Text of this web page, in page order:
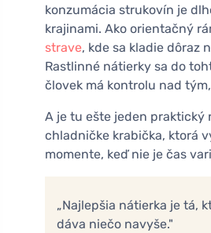
konzumácia strukovín je
krajinami. Ako orientačný
strave, kde sa kladie dôraz
Rastlinné nátierky sa do
človek má kontrolu nad
A je tu ešte jeden praktický
chladničke krabička, ktorá
momente, keď nie je čas
„Najlepšia nátierka je tá,
dáva niečo navyše."